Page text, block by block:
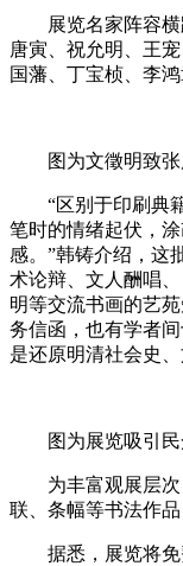
展览名家阵容横
唐寅、祝允明、王
国藩、丁宝桢、李
图为文徵明致张
“区别于印刷典籍
笔时的情绪起伏，
感。”韩铸介绍，这
术论辩、文人酬唱
明等交流书画的艺
务信函，也有学者
是还原明清社会史
图为展览吸引民
为丰富观展层次
联、条幅等书法作
据悉，展览将免